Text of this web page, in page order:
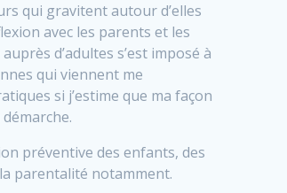
qui gravitent autour d’elles
avec les parents et les
d’adultes s’est imposé à
qui viennent me
si j’estime que ma façon
préventive des enfants, des
parentalité notamment.